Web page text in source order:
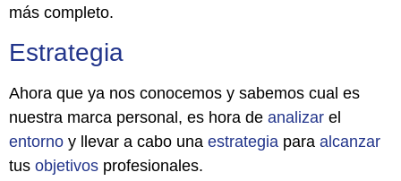
más completo.
Estrategia
Ahora que ya nos conocemos y sabemos cual es
nuestra marca personal, es hora de analizar el
entorno y llevar a cabo una estrategia para alcanzar
tus objetivos profesionales.